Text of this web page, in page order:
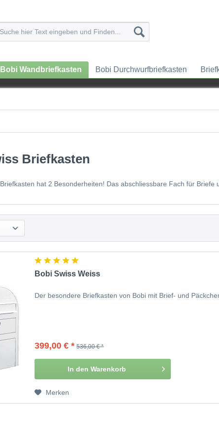
Bobi Wandbriefkasten Bobi Durchwurfbriefkasten
Briefkasten
hat 2 Besonderheiten! Das abschliessbare Fach für Briefe
Bobi Swiss Weiss
Der besondere Briefkasten von Bobi mit Brief- und
399,00 € * 536,00 € *
In den Warenkorb
Merken